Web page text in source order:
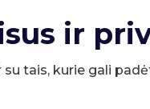
ir
tais, kurie gali